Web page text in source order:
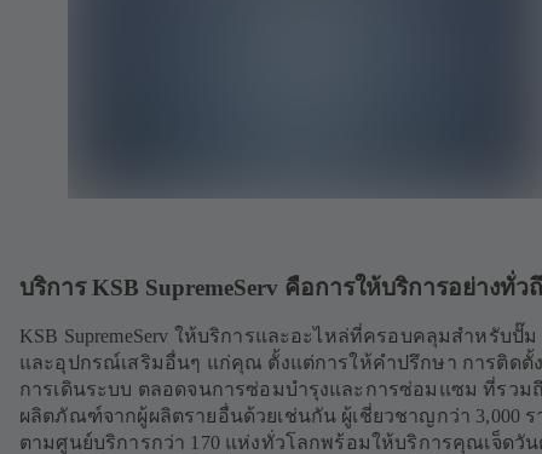
บริการ KSB SupremeServ คือการให้บริการอย่างทั่ว
KSB SupremeServ ให้บริการและอะไหล่ที่ครอบคลุมสำหรับปั๊ม
และอุปกรณ์เสริมอื่นๆ แก่คุณ ตั้งแต่การให้คำปรึกษา การติดตั้
การเดินระบบ ตลอดจนการซ่อมบำรุงและการซ่อมแซม ที่รวม
ผลิตภัณฑ์จากผู้ผลิตรายอื่นด้วยเช่นกัน ผู้เชี่ยวชาญกว่า 3,000 ร
ตามศูนย์บริการกว่า 170 แห่งทั่วโลกพร้อมให้บริการคุณเจ็ดวั